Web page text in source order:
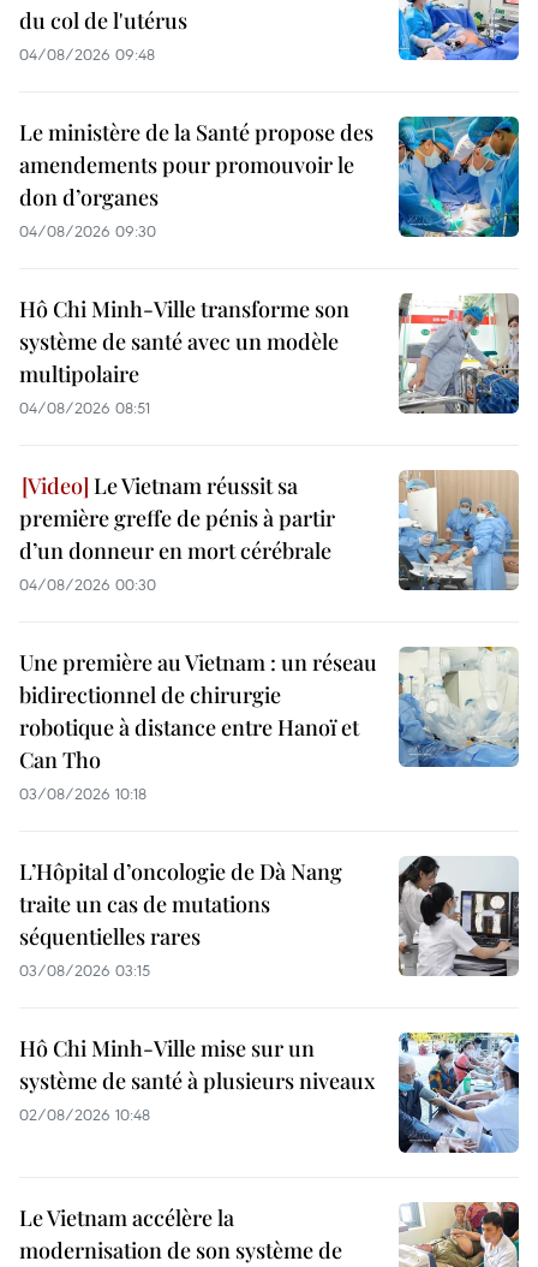
du col de l'utérus
04/08/2026 09:48
Le ministère de la Santé propose des
amendements pour promouvoir le
don d’organes
04/08/2026 09:30
Hô Chi Minh-Ville transforme son
système de santé avec un modèle
multipolaire
04/08/2026 08:51
Le Vietnam réussit sa
première greffe de pénis à partir
d’un donneur en mort cérébrale
04/08/2026 00:30
Une première au Vietnam : un réseau
bidirectionnel de chirurgie
robotique à distance entre Hanoï et
Can Tho
03/08/2026 10:18
L’Hôpital d’oncologie de Dà Nang
traite un cas de mutations
séquentielles rares
03/08/2026 03:15
Hô Chi Minh-Ville mise sur un
système de santé à plusieurs niveaux
02/08/2026 10:48
Le Vietnam accélère la
modernisation de son système de